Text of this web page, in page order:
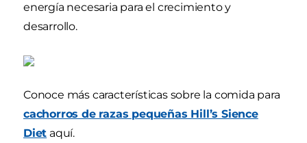
energía necesaria para el crecimiento y
desarrollo.
Conoce más características sobre la comida para
cachorros de razas pequeñas Hill’s Sience
Diet aquí.